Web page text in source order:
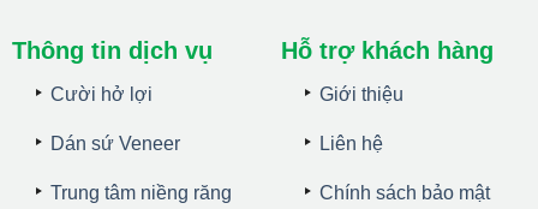
Thông tin dịch vụ
Cười hở lợi
Dán sứ Veneer
Trung tâm niềng răng
Hỗ trợ khách hàng
Giới thiệu
Liên hệ
Chính sách bảo mật